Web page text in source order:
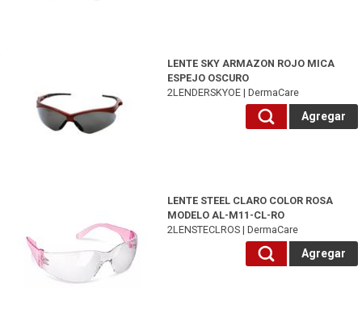
LENTE SKY ARMAZON ROJO MICA
ESPEJO OSCURO
2LENDERSKYOE | DermaCare
Agregar
LENTE STEEL CLARO COLOR ROSA
MODELO AL-M11-CL-RO
2LENSTECLROS | DermaCare
Agregar